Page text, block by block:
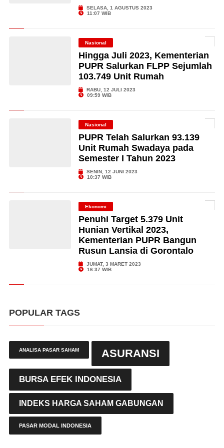
SELASA, 1 AGUSTUS 2023
11:07 WIB
Nasional
Hingga Juli 2023, Kementerian
PUPR Salurkan FLPP Sejumlah
103.749 Unit Rumah
RABU, 12 JULI 2023
09:59 WIB
Nasional
PUPR Telah Salurkan 93.139
Unit Rumah Swadaya pada
Semester I Tahun 2023
SENIN, 12 JUNI 2023
10:37 WIB
Ekonomi
Penuhi Target 5.379 Unit
Hunian Vertikal 2023,
Kementerian PUPR Bangun
Rusun Lansia di Gorontalo
JUMAT, 3 MARET 2023
16:37 WIB
POPULAR TAGS
ANALISA PASAR SAHAM ASURANSI
BURSA EFEK INDONESIA
INDEKS HARGA SAHAM GABUNGAN
PASAR MODAL INDONESIA